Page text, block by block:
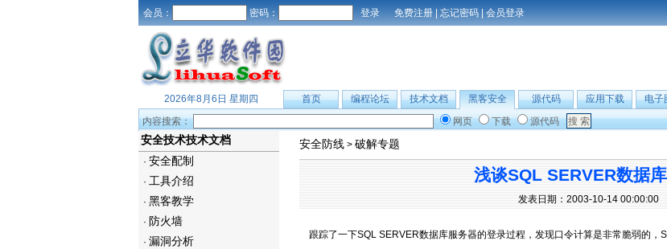
会员： 密码： 免费注册 | 忘记密码 | 会员登录
2026年8月6日 星期四 首页 编程论坛 技术文档 黑客安全 源代码 应用下载 电子
内容搜索：
网页 下载 源代码
安全技术技术文档
· 安全配制
· 工具介绍
· 黑客教学
· 防火墙
· 漏洞分析
安全防线 > 破解专题
浅谈SQL SERVER数据
发表日期：2003-10-14 00:00:00
跟踪了一下SQL SERVER数据库服务器的登录过程，发现口令计算是非常脆弱的，